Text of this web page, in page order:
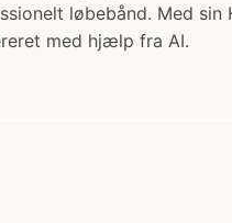
løbebånd. Med sin
med hjælp fra AI.